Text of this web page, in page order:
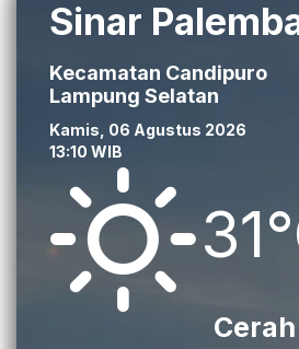
Sinar
Kecamatan Candipuro
Lampung Selatan
Kamis, 06 Agustus 2026
13:10 WIB
Cerah